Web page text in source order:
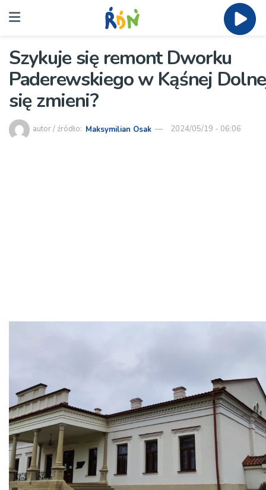
Szykuje się remont Dworku
Paderewskiego w Kąśnej
się zmieni?
autor / źródło: Maksymilian Osak 2024/05/19 - 06:06